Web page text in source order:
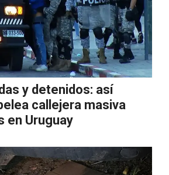
y detenidos: así
callejera masiva
en Uruguay